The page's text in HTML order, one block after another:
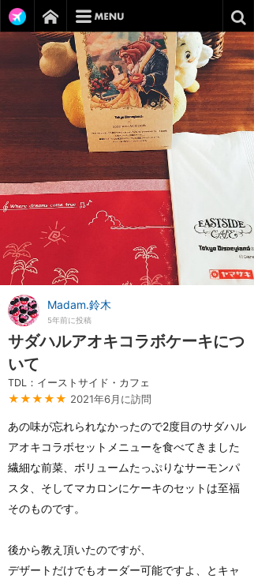
Madam.鈴木
5年前に投稿
サダハルアオキコラボケーキにつ
いて
TDL：イーストサイド・カフェ
★★★★★ 2021年6月に訪問
あの味が忘れられなかったので2度目のサダハル
アオキコラボセットメニューを食べてきました
繊細な前菜、ボリュームたっぷりなサーモンパ
スタ、そしてマカロンにケーキのセットは至福
そのものです。
後から教え頂いたのですが、
デザートだけでもオーダー可能ですよ、とキャ